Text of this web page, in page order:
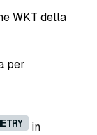
WKT della
per
in